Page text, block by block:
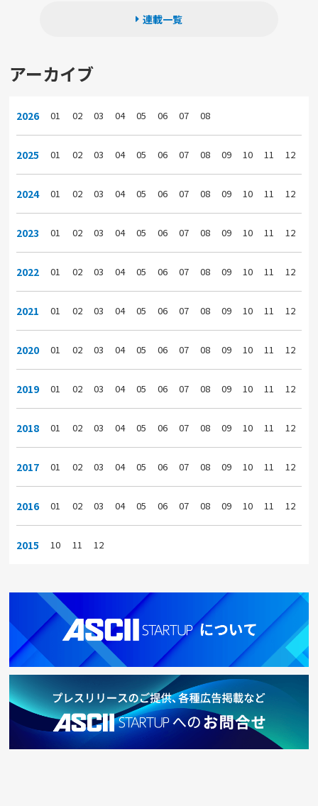
連載一覧
アーカイブ
2026 01 02 03 04 05 06 07 08
2025 01 02 03 04 05 06 07 08 09 10 11 12
2024 01 02 03 04 05 06 07 08 09 10 11 12
2023 01 02 03 04 05 06 07 08 09 10 11 12
2022 01 02 03 04 05 06 07 08 09 10 11 12
2021 01 02 03 04 05 06 07 08 09 10 11 12
2020 01 02 03 04 05 06 07 08 09 10 11 12
2019 01 02 03 04 05 06 07 08 09 10 11 12
2018 01 02 03 04 05 06 07 08 09 10 11 12
2017 01 02 03 04 05 06 07 08 09 10 11 12
2016 01 02 03 04 05 06 07 08 09 10 11 12
2015 10 11 12